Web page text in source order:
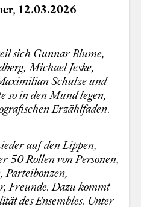
12.03.2026
sich Gunnar Blume,
Michael Jeske,
Schulze und
so in den Mund legen,
Erzählfaden.
auf den Lippen,
50 Rollen von Personen,
Parteibonzen,
Freunde. Dazu kommt
des Ensembles. Unter